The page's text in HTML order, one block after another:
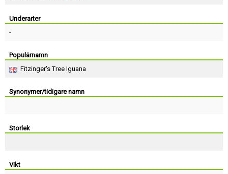
Underarter
-
Populärnamn
Fitzinger's Tree Iguana
Synonymer/tidigare namn
Storlek
Vikt